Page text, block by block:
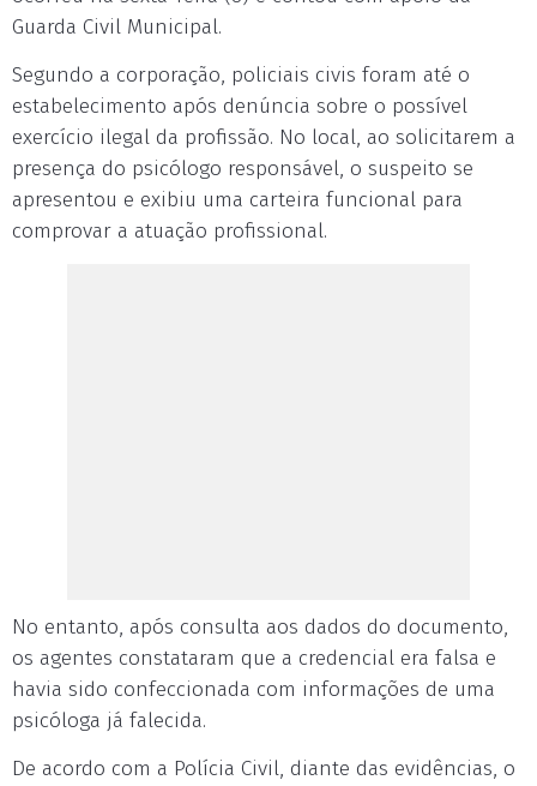
Guarda Civil Municipal.
Segundo a corporação, policiais civis foram até o
estabelecimento após denúncia sobre o possível
exercício ilegal da profissão. No local, ao solicitarem a
presença do psicólogo responsável, o suspeito se
apresentou e exibiu uma carteira funcional para
comprovar a atuação profissional.
No entanto, após consulta aos dados do documento,
os agentes constataram que a credencial era falsa e
havia sido confeccionada com informações de uma
psicóloga já falecida.
De acordo com a Polícia Civil, diante das evidências, o